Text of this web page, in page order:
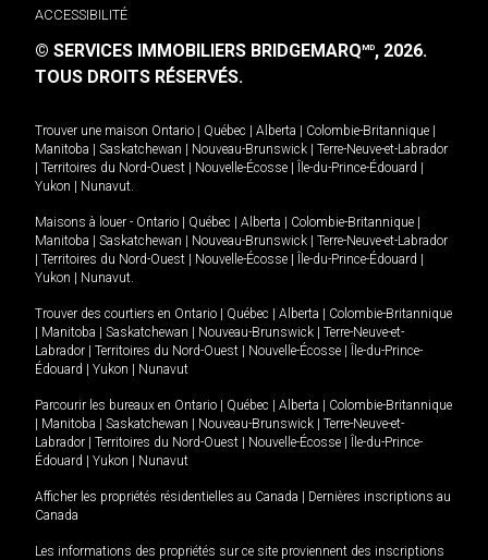
ACCESSIBILITÉ
© SERVICES IMMOBILIERS BRIDGEMARQMD, 2026.
TOUS DROITS RÉSERVÉS.
Trouver une maison Ontario Québec Alberta Colombie-Britannique
Manitoba
Saskatchewan Nouveau-Brunswick
Terre-Neuve-et-Labrador
Territoires du Nord-Ouest Nouvelle-Écosse Île-du-Prince-Édouard
Yukon
Nunavut.
Maisons à louer - Ontario Québec Alberta Colombie-Britannique
Manitoba
Saskatchewan Nouveau-Brunswick
Terre-Neuve-et-Labrador
Territoires du Nord-Ouest Nouvelle-Écosse Île-du-Prince-Édouard
Yukon
Nunavut.
Trouver des courtiers en Ontario Québec Alberta
Colombie-Britannique
Manitoba Saskatchewan Nouveau-Brunswick
Terre-Neuve-et-
Labrador
Territoires du Nord-Ouest Nouvelle-Écosse
Île-du-Prince-
Édouard
Yukon Nunavut
Parcourir les bureaux en Ontario Québec Alberta
Colombie-Britannique
Manitoba Saskatchewan Nouveau-Brunswick
Terre-Neuve-et-
Labrador
Territoires du Nord-Ouest Nouvelle-Écosse
Île-du-Prince-
Édouard
Yukon Nunavut
Afficher les propriétés résidentielles au Canada
Dernières inscriptions au
Canada
Les informations des propriétés sur ce site proviennent des inscriptions